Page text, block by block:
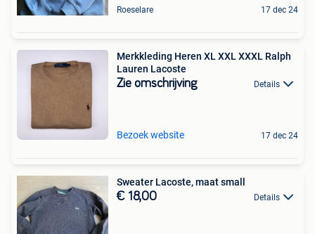
Roeselare 17 dec 24
Merkkleding Heren XL XXL XXXL Ralph
Lauren Lacoste
Zie omschrijving Details
Bezoek website 17 dec 24
Sweater Lacoste, maat small
€ 18,00 Details